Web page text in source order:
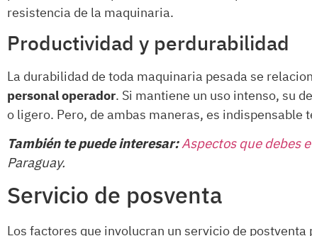
resistencia de la maquinaria.
Productividad y perdurabilidad
La durabilidad de toda maquinaria pesada se
personal operador. Si mantiene un uso intenso, su
o ligero. Pero, de ambas maneras, es
También te puede interesar:Aspectos que debes
Paraguay.
Servicio de posventa
Los factores que involucran un servicio de postventa